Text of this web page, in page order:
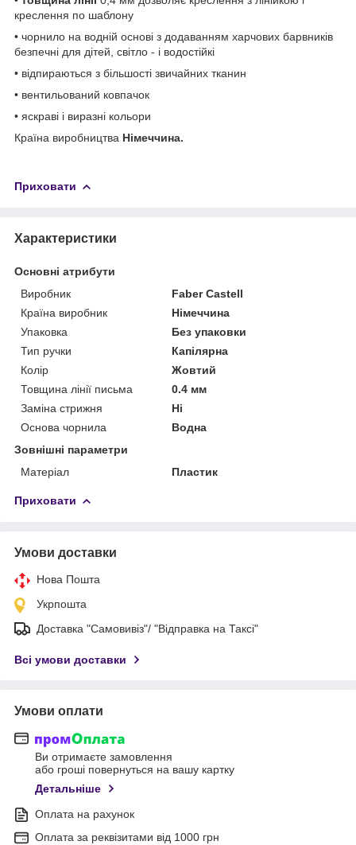
креслення по шаблону
• чорнило на водній основі з додаванням харчових барвників
безпечні для дітей, світло - і водостійкі
• відпираються з більшості звичайних тканин
• вентильований ковпачок
• яскраві і виразні кольори
Країна виробництва Німеччина.
Приховати
Характеристики
Основні атрибути
Виробник
Faber Castell
Країна виробник
Німеччина
Упаковка
Без упаковки
Тип ручки
Капілярна
Колір
Жовтий
Товщина лінії письма
0.4 мм
Заміна стрижня
Ні
Основа чорнила
Водна
Зовнішні параметри
Матеріал
Пластик
Приховати
Умови доставки
Нова Пошта
Укрпошта
Доставка "Самовивіз"/ "Відправка на Таксі"
Всі умови доставки
Умови оплати
Ви отримаєте замовлення
або гроші повернуться на вашу картку
Детальніше
Оплата на рахунок
Оплата за реквізитами від 1000 грн